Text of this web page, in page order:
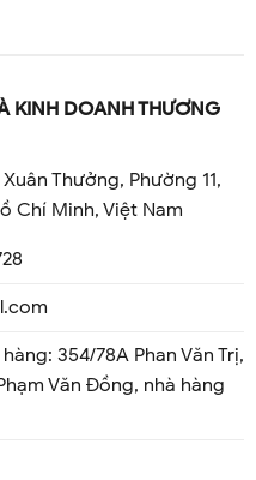
KINH DOANH THƯƠNG
Thưởng, Phường 11,
Chí Minh, Việt Nam
354/78A Phan Văn Trị,
Văn Đồng, nhà hàng